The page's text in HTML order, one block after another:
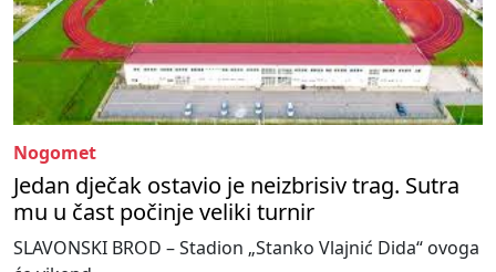
Nogomet
Jedan dječak ostavio je neizbrisiv trag. Sutra
mu u čast počinje veliki turnir
SLAVONSKI BROD – Stadion „Stanko Vlajnić Dida“ ovoga